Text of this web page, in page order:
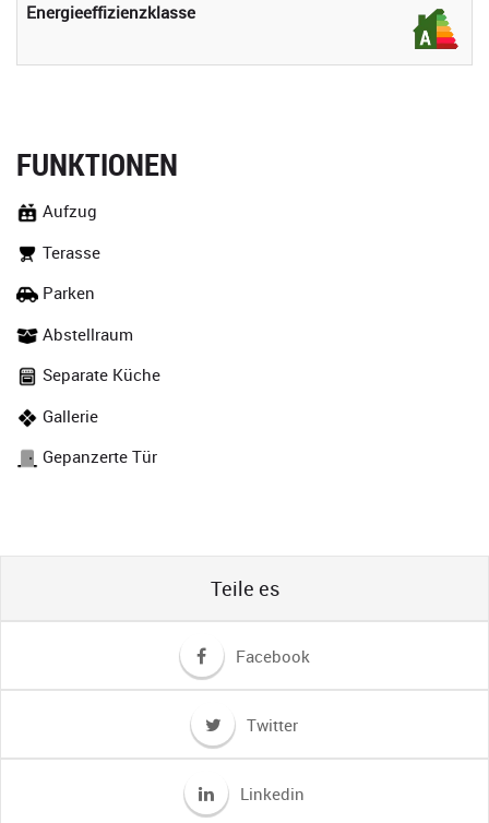
Energieeffizienzklasse
FUNKTIONEN
Aufzug
Terasse
Parken
Abstellraum
Separate Küche
Gallerie
Gepanzerte Tür
Teile es
Facebook
Twitter
Linkedin